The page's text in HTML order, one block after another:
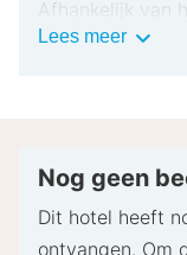
Afhankelijk van
extra personen
pinpas of
Speciale
Lees meer
Nog geen
Dit hotel heeft
ontvangen. Om